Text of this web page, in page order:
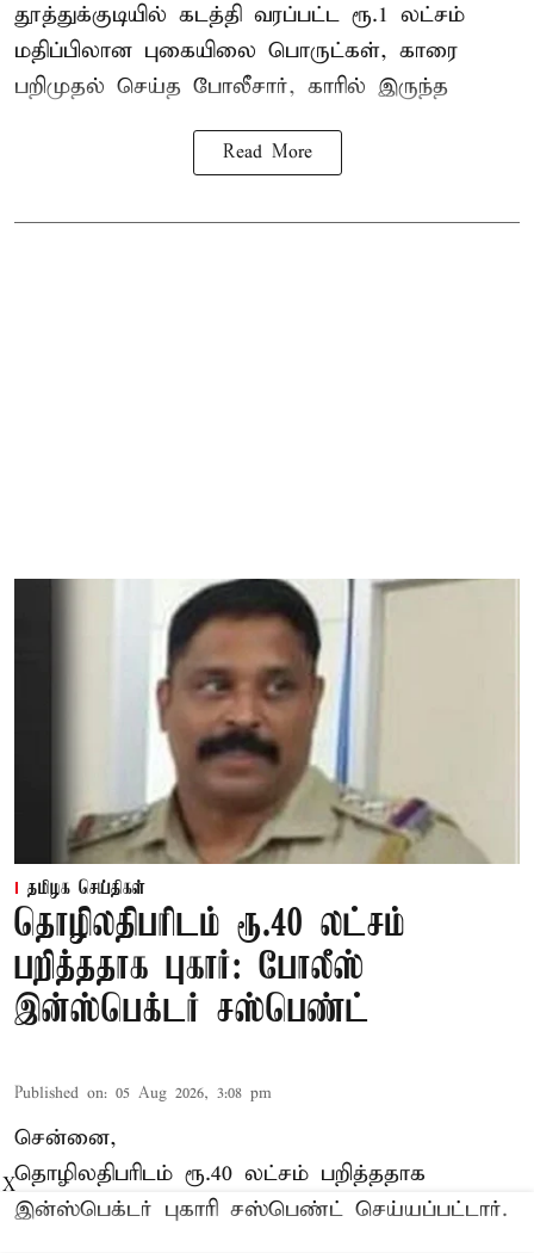
தூத்துக்குடியில் கடத்தி வரப்பட்ட ரூ.1 லட்சம்
மதிப்பிலான புகையிலை பொருட்கள், காரை
பறிமுதல் செய்த போலீசார், காரில் இருந்த
Read More
தமிழக செய்திகள்
தொழிலதிபரிடம் ரூ.40 லட்சம்
பறித்ததாக புகார்: போலீஸ்
இன்ஸ்பெக்டர் சஸ்பெண்ட்
Published on: 05 Aug 2026, 3:08 pm
சென்னை,
தொழிலதிபரிடம் ரூ.40 லட்சம் பறித்ததாக
இன்ஸ்பெக்டர் புகாரி சஸ்பெண்ட் செய்யப்பட்டார்.
X